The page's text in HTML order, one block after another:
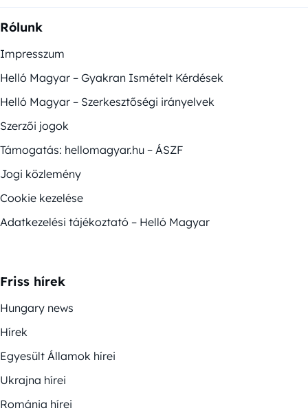
Rólunk
Impresszum
Helló Magyar – Gyakran Ismételt Kérdések
Helló Magyar – Szerkesztőségi irányelvek
Szerzői jogok
Támogatás: hellomagyar.hu – ÁSZF
Jogi közlemény
Cookie kezelése
Adatkezelési tájékoztató – Helló Magyar
Friss hírek
Hungary news
Hírek
Egyesült Államok hírei
Ukrajna hírei
Románia hírei